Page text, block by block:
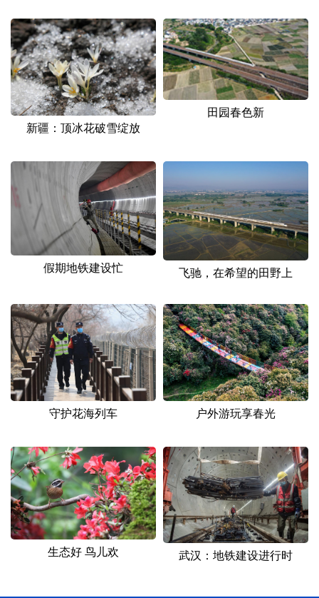
四川 贵州 云南 西藏
陕西 甘肃 青海 宁夏
新疆 内蒙古 黑龙江
多语种频道
Español Français عربى
Русский язык 日本語 한국어
Deutsch Português
新疆：顶冰花破雪绽放
田园春色新
假期地铁建设忙 飞驰，在希望的田野上
守护花海列车 户外游玩享春光
生态好 鸟儿欢 武汉：地铁建设进行时